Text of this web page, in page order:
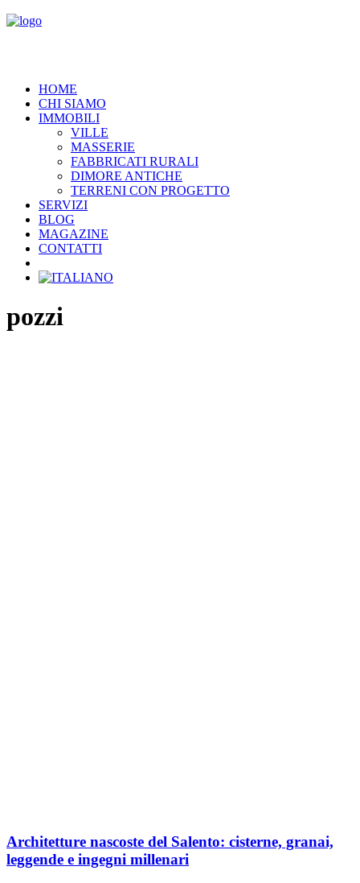
HOME
CHI SIAMO
IMMOBILI
VILLE
MASSERIE
FABBRICATI RURALI
DIMORE ANTICHE
TERRENI CON PROGETTO
SERVIZI
BLOG
MAGAZINE
CONTATTI
pozzi
Architetture nascoste del Salento: cisterne, granai,
leggende e ingegni millenari